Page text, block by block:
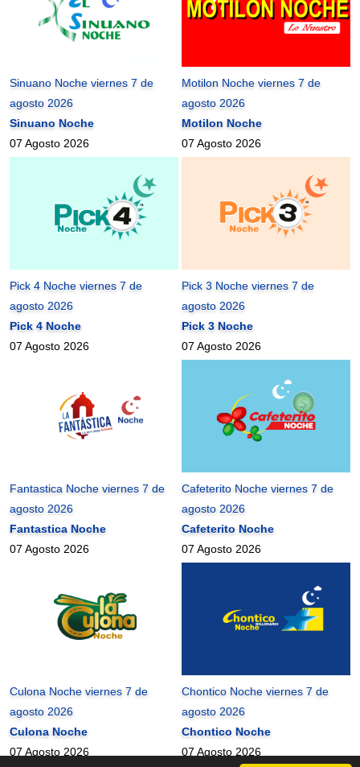
Sinuano Noche viernes 7 de
agosto 2026
Sinuano Noche
07 Agosto 2026
Motilon Noche viernes 7 de
agosto 2026
Motilon Noche
07 Agosto 2026
Pick 4 Noche viernes 7 de
agosto 2026
Pick 4 Noche
07 Agosto 2026
Pick 3 Noche viernes 7 de
agosto 2026
Pick 3 Noche
07 Agosto 2026
Fantastica Noche viernes 7 de
agosto 2026
Fantastica Noche
07 Agosto 2026
Cafeterito Noche viernes 7 de
agosto 2026
Cafeterito Noche
07 Agosto 2026
Culona Noche viernes 7 de
agosto 2026
Culona Noche
07 Agosto 2026
Chontico Noche viernes 7 de
agosto 2026
Chontico Noche
07 Agosto 2026